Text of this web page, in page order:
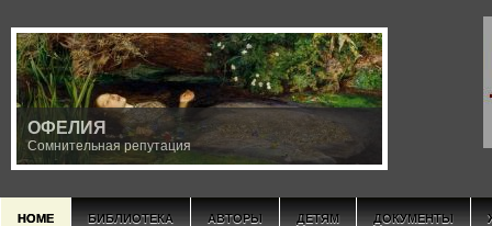
ОФЕЛИЯ
Сомнительная репутация
HOME БИБЛИОТЕКА АВТОРЫ ДЕТЯМ ДОКУМЕНТЫ